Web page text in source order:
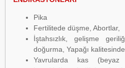
Pika
Fertilitede düşme, Abortlar,
İştahsızlık, gelişme
doğurma, Yapağı
Yavrularda kas (beyaz